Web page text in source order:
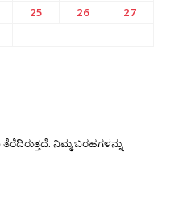
25 26
27
ನಿಮ್ಮ ಬರಹಗಳನ್ನು